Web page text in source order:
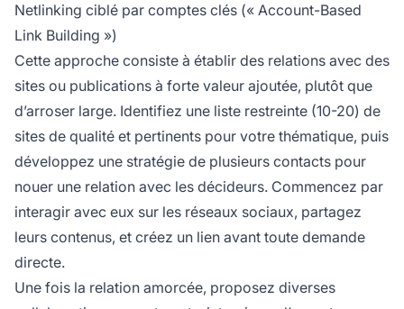
Netlinking ciblé par comptes clés (« Account-Based
Link Building »)
Cette approche consiste à établir des relations avec des
sites ou publications à forte valeur ajoutée, plutôt que
d’arroser large. Identifiez une liste restreinte (10-20) de
sites de qualité et pertinents pour votre thématique, puis
développez une stratégie de plusieurs contacts pour
nouer une relation avec les décideurs. Commencez par
interagir avec eux sur les réseaux sociaux, partagez
leurs contenus, et créez un lien avant toute demande
directe.
Une fois la relation amorcée, proposez diverses